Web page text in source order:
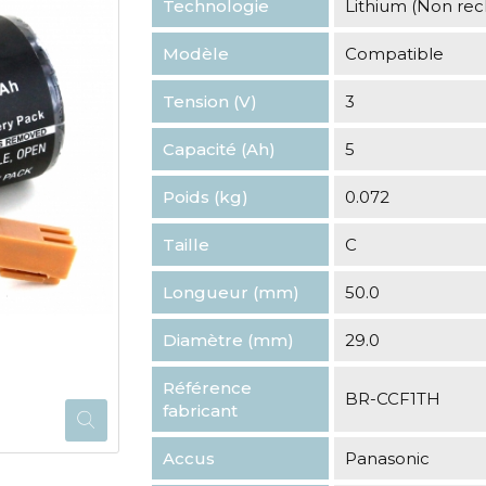
Technologie Lithium (Non
Modèle Compatible
Tension (V) 3
Capacité (Ah) 5
Poids (kg) 0.072
Taille C
Longueur (mm) 50.0
Diamètre (mm) 29.0
Référence
fabricant
BR-CCF1TH
Accus Panasonic